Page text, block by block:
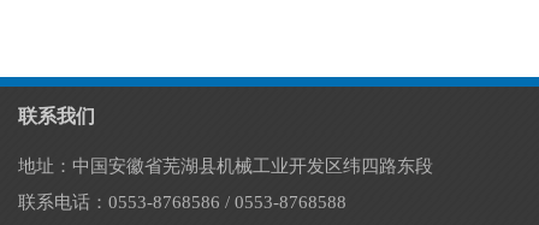
联系我们
地址：中国安徽省芜湖县机械工业开发区纬四路东段
联系电话：0553-8768586 / 0553-8768588